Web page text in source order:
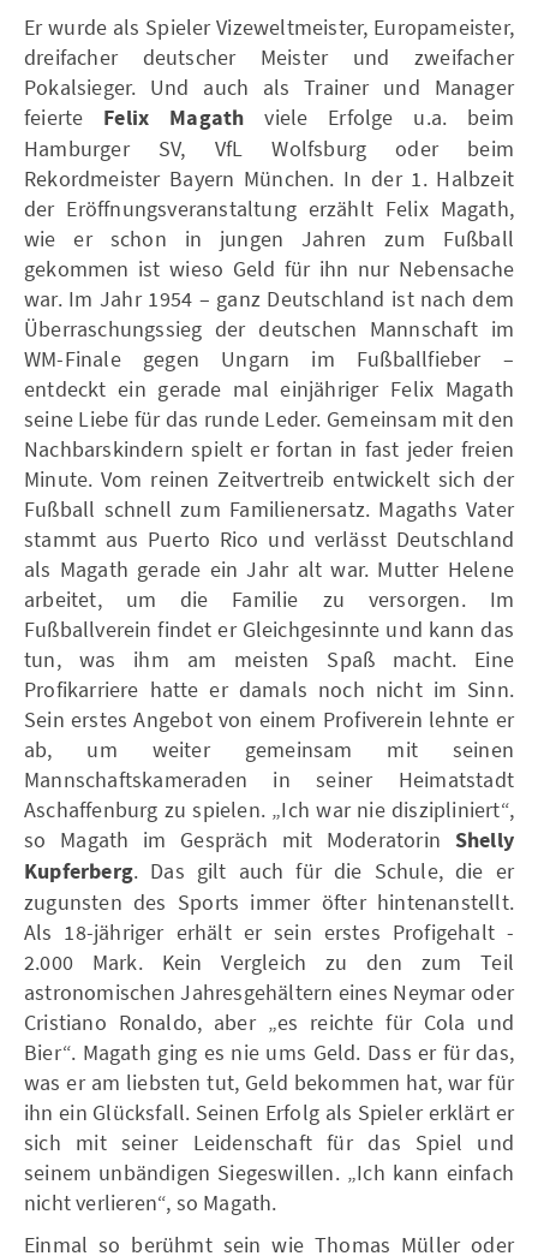
Er wurde als Spieler Vizeweltmeister, Europameister,
dreifacher deutscher Meister und zweifacher
Pokalsieger. Und auch als Trainer und Manager
feierte Felix Magath viele Erfolge u.a. beim
Hamburger SV, VfL Wolfsburg oder beim
Rekordmeister Bayern München. In der 1. Halbzeit
der Eröffnungsveranstaltung erzählt Felix Magath,
wie er schon in jungen Jahren zum Fußball
gekommen ist wieso Geld für ihn nur Nebensache
war. Im Jahr 1954 – ganz Deutschland ist nach dem
Überraschungssieg der deutschen Mannschaft im
WM-Finale gegen Ungarn im Fußballfieber –
entdeckt ein gerade mal einjähriger Felix Magath
seine Liebe für das runde Leder. Gemeinsam mit den
Nachbarskindern spielt er fortan in fast jeder freien
Minute. Vom reinen Zeitvertreib entwickelt sich der
Fußball schnell zum Familienersatz. Magaths Vater
stammt aus Puerto Rico und verlässt Deutschland
als Magath gerade ein Jahr alt war. Mutter Helene
arbeitet, um die Familie zu versorgen. Im
Fußballverein findet er Gleichgesinnte und kann das
tun, was ihm am meisten Spaß macht. Eine
Profikarriere hatte er damals noch nicht im Sinn.
Sein erstes Angebot von einem Profiverein lehnte er
ab, um weiter gemeinsam mit seinen
Mannschaftskameraden in seiner Heimatstadt
Aschaffenburg zu spielen. „Ich war nie diszipliniert“,
so Magath im Gespräch mit Moderatorin Shelly
Kupferberg. Das gilt auch für die Schule, die er
zugunsten des Sports immer öfter hintenanstellt.
Als 18-jähriger erhält er sein erstes Profigehalt -
2.000 Mark. Kein Vergleich zu den zum Teil
astronomischen Jahresgehältern eines Neymar oder
Cristiano Ronaldo, aber „es reichte für Cola und
Bier“. Magath ging es nie ums Geld. Dass er für das,
was er am liebsten tut, Geld bekommen hat, war für
ihn ein Glücksfall. Seinen Erfolg als Spieler erklärt er
sich mit seiner Leidenschaft für das Spiel und
seinem unbändigen Siegeswillen. „Ich kann einfach
nicht verlieren“, so Magath.
Einmal so berühmt sein wie Thomas Müller oder